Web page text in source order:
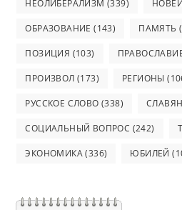
НЕОЛИБЕРАЛИЗМ (339)
ОБРАЗОВАНИЕ (143) ПАМЯТЬ
ПОЗИЦИЯ (103)
ПРОИЗВОЛ (173) РЕГИОНЫ
РУССКОЕ СЛОВО (338)
СОЦИАЛЬНЫЙ ВОПРОС (242)
ЭКОНОМИКА(336) ЮБИЛЕЙ